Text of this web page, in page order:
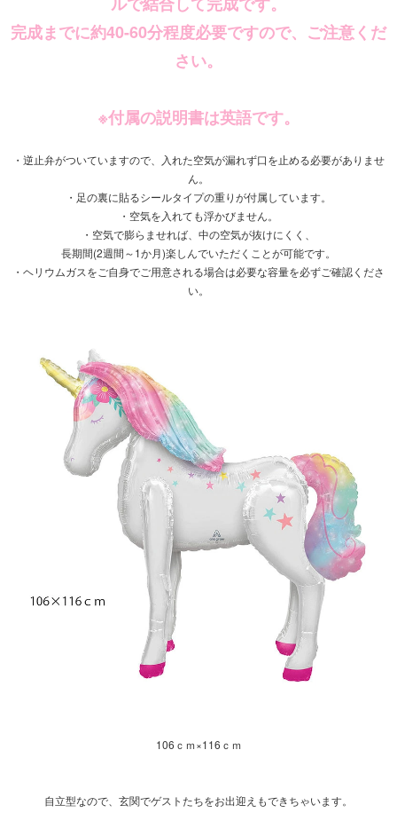
完成までに約40-60分程度必要ですので、ご注意くだ
さい。
※付属の説明書は英語です。
・逆止弁がついていますので、入れた空気が漏れず口を止める必要がありませ
ん。
・足の裏に貼るシールタイプの重りが付属しています。
・空気を入れても浮かびません。
・空気で膨らませれば、中の空気が抜けにくく、
長期間(2週間～1か月)楽しんでいただくことが可能です。
・ヘリウムガスをご自身でご用意される場合は必要な容量を必ずご確認くださ
い。
106ｃｍ×116ｃｍ
自立型なので、玄関でゲストたちをお出迎えもできちゃいます。